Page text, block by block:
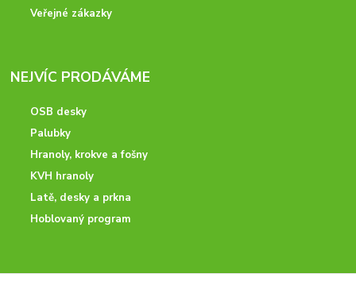
Veřejné zákazky
NEJVÍC PRODÁVÁME
OSB desky
Palubky
Hranoly, krokve a fošny
KVH hranoly
Latě, desky a prkna
Hoblovaný program